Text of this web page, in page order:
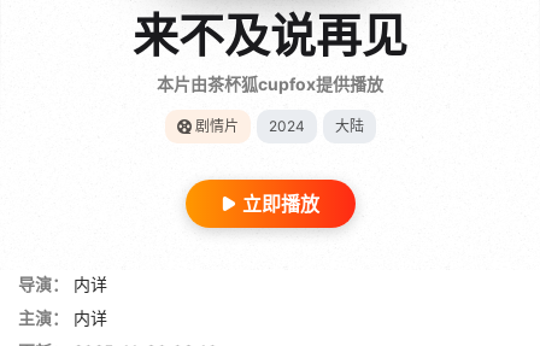
来不及说再见
本片由茶杯狐cupfox提供播放
剧情片 2024 大陆
立即播放
导演：
内详
主演：
内详